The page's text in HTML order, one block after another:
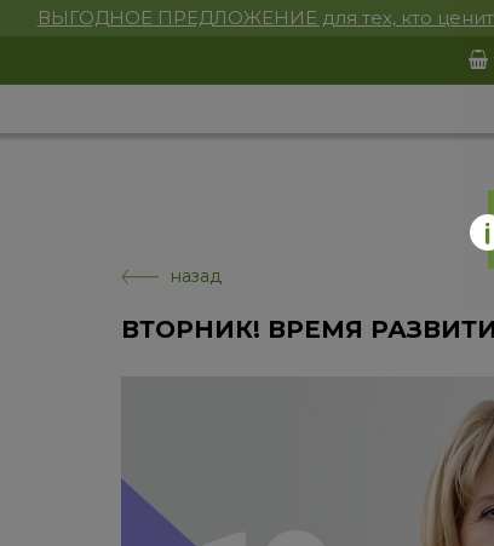
ВЫГОДНОЕ ПРЕДЛОЖЕНИЕ для тех, кто ценит
назад
ВТОРНИК! ВРЕМЯ